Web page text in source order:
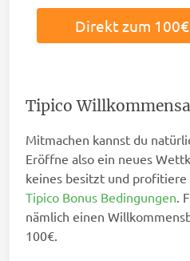
Direkt zum
Tipico
Mitmachen kannst du
Eröffne also ein neues
keines besitzt und
Tipico Bonus Bedingungen.
nämlich einen
100€.